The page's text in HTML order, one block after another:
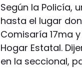
Según la Policía,
hasta el lugar
Comisaría 17ma
Hogar Estatal.
en la seccional,